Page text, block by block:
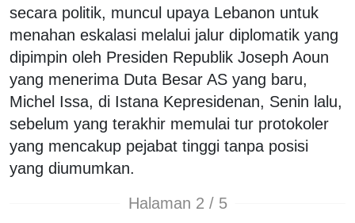
secara politik, muncul upaya Lebanon untuk
menahan eskalasi melalui jalur diplomatik yang
dipimpin oleh Presiden Republik Joseph Aoun
yang menerima Duta Besar AS yang baru,
Michel Issa, di Istana Kepresidenan, Senin lalu,
sebelum yang terakhir memulai tur protokoler
yang mencakup pejabat tinggi tanpa posisi
yang diumumkan.
Halaman 2 / 5